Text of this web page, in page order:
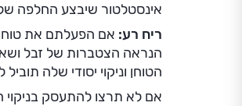
אינסטלטור שיבצע החלפה
ריח רע: אם הפעלתם את
הנראה הצטברות של זבל
הטוחן וניקוי יסודי שלה תוביל
אם לא תרצו להתעסק בניקוי